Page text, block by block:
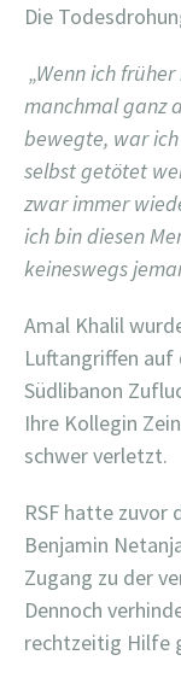
Die
„Wenn ich
manchmal ganz
bewegte, war ich
selbst getötet
zwar immer
ich bin diesen
keineswegs
Amal Khalil
Luftangriffen auf
Südlibanon
Ihre Kollegin
schwer verletzt.
RSF hatte zuvor
Benjamin
Zugang zu der
Dennoch
rechtzeitig Hilfe